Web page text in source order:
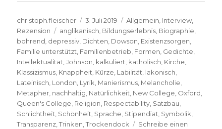
Autor
christoph.fleischer
Veröffentlicht
am
3. Juli 2019 Kategorien
Allgemein Interview
Rezension
Schlagwörter
anglikanisch Bildungserlebnis Biographie
bohrend depressiv Dichten Dowson Existenzsorgen
Familie unterstützt Familienbetrieb Formen Gedichte
Intellektualität ,Johnson kalkuliert katholisch Kirche
Klassizismus Knappheit Kürze Labilität lakonisch
Lateinisch London Lyrik Manierismus Melancholie
Metapher nachhaltig Natürlichkeit New College Oxford
Queen's College Religion Respectability Satzbau
Schlichtheit Schönheit Sprache Stipendiat Symbolik
Transparenz ,Trinken ,Trockendock
Schreibe einen